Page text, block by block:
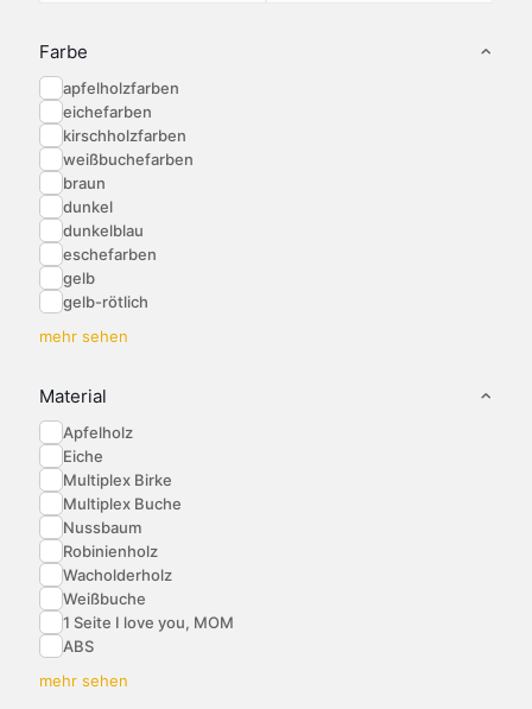
Farbe
apfelholzfarben
eichefarben
kirschholzfarben
weißbuchefarben
braun
dunkel
dunkelblau
eschefarben
gelb
gelb-rötlich
mehr sehen
Material
Apfelholz
Eiche
Multiplex Birke
Multiplex Buche
Nussbaum
Robinienholz
Wacholderholz
Weißbuche
1 Seite I love you, MOM
ABS
mehr sehen